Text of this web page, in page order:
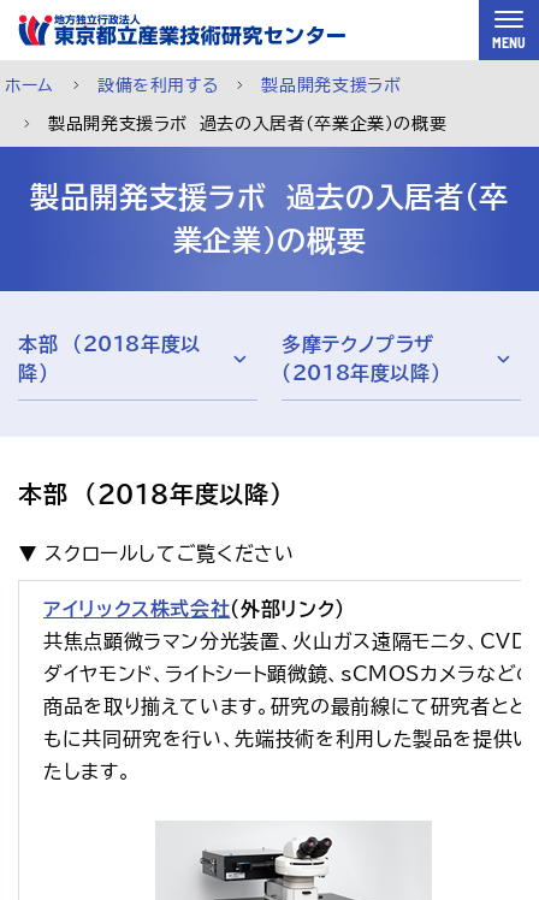
スキップして本文へ
MENU
アクセス
プレスリリース English
ホーム 設備を利用する 製品開発支援ラボ
製品開発支援ラボ 過去の入居者(卒業企業)の概要
製品開発支援ラボ　過去の入居者(卒
業企業)の概要
本部 (2018年度以
降)
多摩テクノプラザ
（2018年度以降）
本部　(2018年度以降)
アイリックス株式会社（外部リンク）
共焦点顕微ラマン分光装置、火山ガス遠隔モニタ、CVD
ダイヤモンド、ライトシート顕微鏡、sCMOSカメラなどの
商品を取り揃えています。研究の最前線にて研究者とと
もに共同研究を行い、先端技術を利用した製品を提供い
たします。